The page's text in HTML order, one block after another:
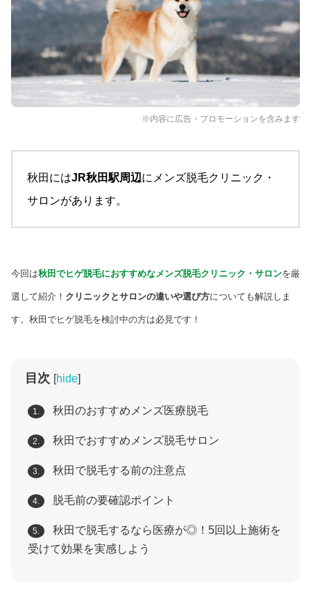
※内容に広告・プロモーションを含みます
秋田にはJR秋田駅周辺にメンズ脱毛クリニック・
サロンがあります。
今回は秋田でヒゲ脱毛におすすめなメンズ脱毛クリニック・サロンを厳
選して紹介！ クリニックとサロンの違いや選び方についても解説しま
す。秋田でヒゲ脱毛を検討中の方は必見です！
目次 [hide]
1. 秋田のおすすめメンズ医療脱毛
2. 秋田でおすすめメンズ脱毛サロン
3. 秋田で脱毛する前の注意点
4. 脱毛前の要確認ポイント
5.
秋田で脱毛するなら医療が◎！5回以上施術を
受けて効果を実感しよう